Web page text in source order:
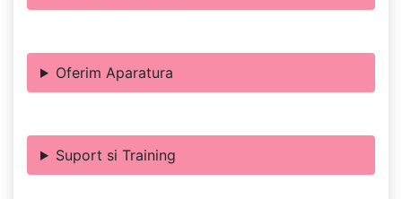
Oferim Aparatura
Suport si Training